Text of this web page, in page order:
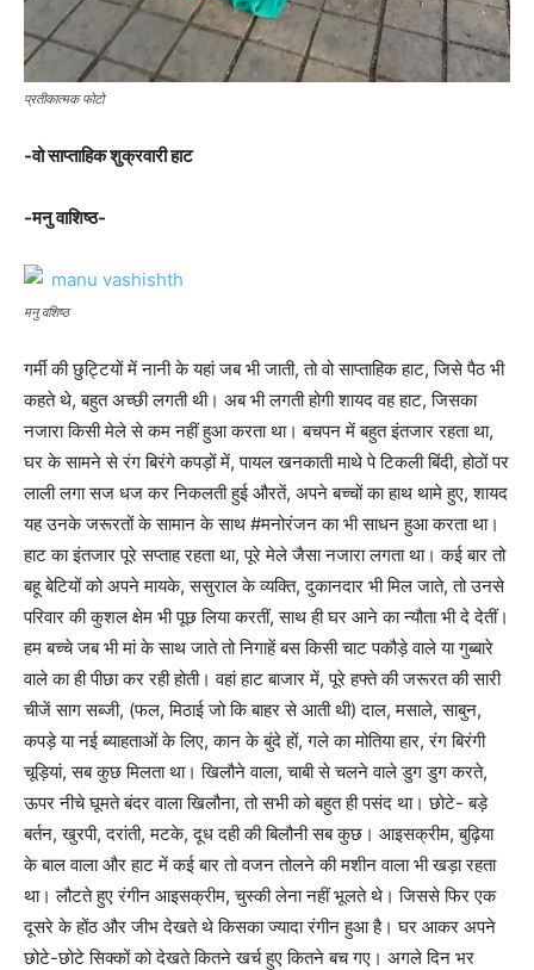
प्रतीकात्मक फोटो
-वो साप्ताहिक शुक्रवारी हाट
-मनु वाशिष्ठ-
मनु वशिष्ठ
गर्मी की छुट्टियों में नानी के यहां जब भी जाती, तो वो साप्ताहिक हाट, जिसे पैठ भी
कहते थे, बहुत अच्छी लगती थी। अब भी लगती होगी शायद वह हाट, जिसका
नजारा किसी मेले से कम नहीं हुआ करता था। बचपन में बहुत इंतजार रहता था,
घर के सामने से रंग बिरंगे कपड़ों में, पायल खनकाती माथे पे टिकली बिंदी, होठों पर
लाली लगा सज धज कर निकलती हुई औरतें, अपने बच्चों का हाथ थामे हुए, शायद
यह उनके जरूरतों के सामान के साथ #मनोरंजन का भी साधन हुआ करता था।
हाट का इंतजार पूरे सप्ताह रहता था, पूरे मेले जैसा नजारा लगता था। कई बार तो
बहू बेटियों को अपने मायके, ससुराल के व्यक्ति, दुकानदार भी मिल जाते, तो उनसे
परिवार की कुशल क्षेम भी पूछ लिया करतीं, साथ ही घर आने का न्यौता भी दे देतीं।
हम बच्चे जब भी मां के साथ जाते तो निगाहें बस किसी चाट पकौड़े वाले या गुब्बारे
वाले का ही पीछा कर रही होती। वहां हाट बाजार में, पूरे हफ्ते की जरूरत की सारी
चीजें साग सब्जी, (फल, मिठाई जो कि बाहर से आती थी) दाल, मसाले, साबुन,
कपड़े या नई ब्याहताओं के लिए, कान के बुंदे हों, गले का मोतिया हार, रंग बिरंगी
चूड़ियां, सब कुछ मिलता था। खिलौने वाला, चाबी से चलने वाले डुग डुग करते,
ऊपर नीचे घूमते बंदर वाला खिलौना, तो सभी को बहुत ही पसंद था। छोटे- बड़े
बर्तन, खुरपी, दरांती, मटके, दूध दही की बिलौनी सब कुछ। आइसक्रीम, बुढ़िया
के बाल वाला और हाट में कई बार तो वजन तोलने की मशीन वाला भी खड़ा रहता
था। लौटते हुए रंगीन आइसक्रीम, चुस्की लेना नहीं भूलते थे। जिससे फिर एक
दूसरे के होंठ और जीभ देखते थे किसका ज्यादा रंगीन हुआ है। घर आकर अपने
छोटे-छोटे सिक्कों को देखते कितने खर्च हुए कितने बच गए। अगले दिन भर